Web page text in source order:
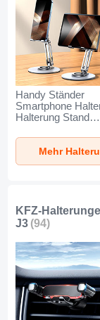
Handy Ständer
Smartphone
Halterung Stand
Samsung Galaxy
J3 Silber
Mehr
KFZ-
J3 (94)